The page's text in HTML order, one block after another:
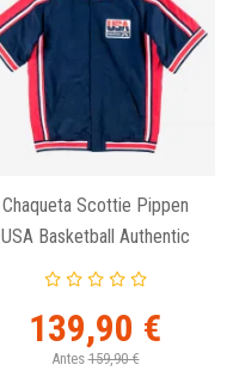
Chaqueta Scottie Pippen
USA Basketball Authentic
Warm Up 1992 - Mitchell
139,90 €
Antes 159,90 €